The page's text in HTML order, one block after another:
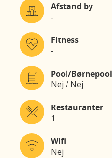
Afstand by
-
Fitness
-
Pool/Børnepool
Nej / Nej
Restauranter
1
Wifi
Nej